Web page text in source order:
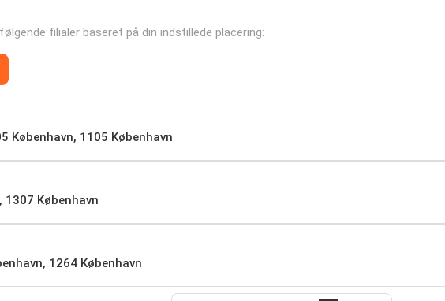
filialer baseret på din indstillede placering:
København, 1105 København
1307 København
1264 København